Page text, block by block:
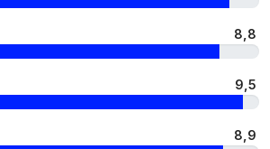
8,8
9,5
8,9